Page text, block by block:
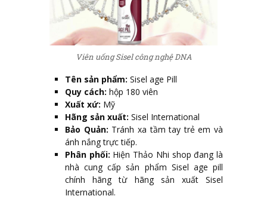
Viên uống Sisel công nghệ DNA
Tên sản phẩm: Sisel age Pill
Quy cách: hộp 180 viên
Xuất xứ: Mỹ
Hãng sản xuất: Sisel International
Bảo Quản: Tránh xa tầm tay trẻ em và
ánh nắng trực tiếp.
Phân phối: Hiện Thảo Nhi shop đang là
nhà cung cấp sản phẩm Sisel age pill
chính hãng từ hãng sản xuất Sisel
International.